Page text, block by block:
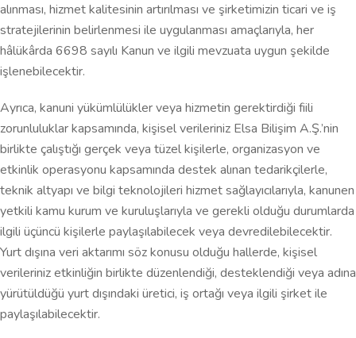
alınması, hizmet kalitesinin artırılması ve şirketimizin ticari ve iş
stratejilerinin belirlenmesi ile uygulanması amaçlarıyla, her
hâlükârda 6698 sayılı Kanun ve ilgili mevzuata uygun şekilde
işlenebilecektir.
Ayrıca, kanuni yükümlülükler veya hizmetin gerektirdiği fiili
zorunluluklar kapsamında, kişisel verileriniz Elsa Bilişim A.Ş.’nin
birlikte çalıştığı gerçek veya tüzel kişilerle, organizasyon ve
etkinlik operasyonu kapsamında destek alınan tedarikçilerle,
teknik altyapı ve bilgi teknolojileri hizmet sağlayıcılarıyla, kanunen
yetkili kamu kurum ve kuruluşlarıyla ve gerekli olduğu durumlarda
ilgili üçüncü kişilerle paylaşılabilecek veya devredilebilecektir.
Yurt dışına veri aktarımı söz konusu olduğu hallerde, kişisel
verileriniz etkinliğin birlikte düzenlendiği, desteklendiği veya adına
yürütüldüğü yurt dışındaki üretici, iş ortağı veya ilgili şirket ile
paylaşılabilecektir.